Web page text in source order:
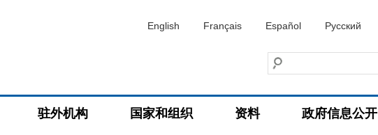
English Français Español Русский
驻外机构 国家和组织 资料 政府信息公开